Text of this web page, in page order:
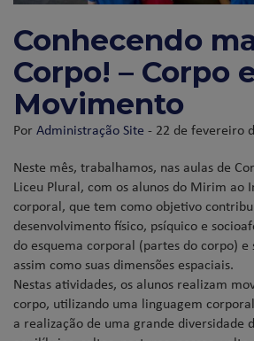
Conhecendo
Corpo! – Corpo
Movimento
PorAdministração Site - 22 de fevereiro
Neste mês, trabalhamos, nas aulas de
Liceu Plural, com os alunos do Mirim ao
corporal, que tem como objetivo
desenvolvimento físico, psíquico e
do esquema corporal (partes do corpo) e
assim como suas dimensões espaciais.
Nestas atividades, os alunos realizam
corpo, utilizando uma linguagem
a realização de uma grande diversidade